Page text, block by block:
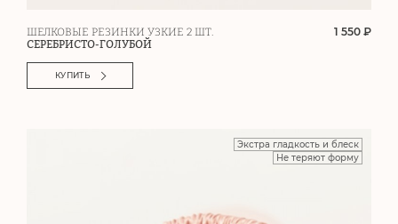
ШЕЛКОВЫЕ РЕЗИНКИ УЗКИЕ 2 ШТ.
СЕРЕБРИСТО-ГОЛУБОЙ
1 550 ₽
КУПИТЬ
Экстра гладкость и блеск
Не теряют форму